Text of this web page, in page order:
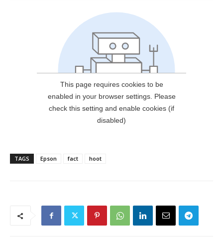
TAGS Epson fact hoot